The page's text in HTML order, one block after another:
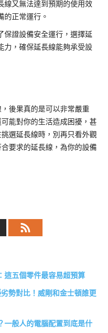
線又無法達到預期的使用效
的正常運行。
保證設備安全運行，選擇延
力，確保延長線能夠承受設
後果真的是可以非常嚴重
能對你的生活造成困擾，甚
選延長線時，別再只看外觀
要求的延長線，為你的設備
這五個零件最容易超預算
勢對比！威剛和金士頓誰更
一般人的電腦配置到底是什